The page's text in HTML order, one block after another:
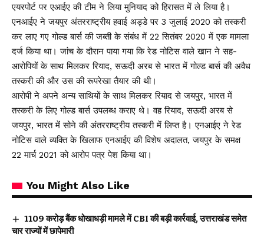
एयरपोर्ट पर एआईए की टीम ने लिया मुनियाद को हिरासत में ले लिया है।
एनआईए ने जयपुर अंतरराष्ट्रीय हवाई अड्डे पर 3 जुलाई 2020 को तस्करी
कर लाए गए गोल्ड बार्स की जब्ती के संबंध में 22 सितंबर 2020 में एक मामला
दर्ज किया था। जांच के दौरान पाया गया कि रेड नोटिस वाले खान ने सह-
आरोपियों के साथ मिलकर रियाद, सऊदी अरब से भारत में गोल्ड बार्स की अवैध
तस्करी की और उस की रूपरेखा तैयार की थी।
आरोपी ने अपने अन्य साथियों के साथ मिलकर रियाद से जयपुर, भारत में
तस्करी के लिए गोल्ड बार्स उपलब्ध कराए थे। वह रियाद, सऊदी अरब से
जयपुर, भारत में सोने की अंतरराष्ट्रीय तस्करी में लिप्त है। एनआईए ने रेड
नोटिस वाले व्यक्ति के खिलाफ एनआईए की विशेष अदालत, जयपुर के समक्ष
22 मार्च 2021 को आरोप पत्र पेश किया था।
You Might Also Like
₹1109 करोड़ बैंक धोखाधड़ी मामले में CBI की बड़ी कार्रवाई, उत्तराखंड समेत
चार राज्यों में छापेमारी